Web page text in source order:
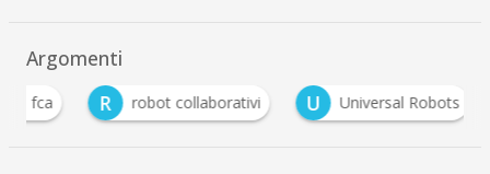
Argomenti
fca R robot collaborativi U Universal Robots